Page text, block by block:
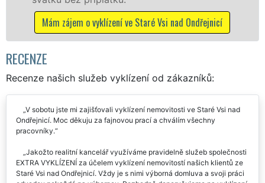
Ondřejnicí
Mám zájem o vyklízecí práce ve
Ondřejnicí
RECENZE
Recenze našich služeb vyklízení od zákazníků:
V sobotu jste mi zajišťovali vyklízení nemovitosti ve Staré Vsi nad
Ondřejnicí. Moc děkuju za fajnovou prací a chválím všechny
pracovníky.
Jakožto realitní kancelář využíváme pravidelně služeb společnosti
EXTRA VYKLÍZENÍ za účelem vyklízení nemovitostí našich klientů ze
Staré Vsi nad Ondřejnicí. Vždy je s nimi výborná domluva a svoji práci